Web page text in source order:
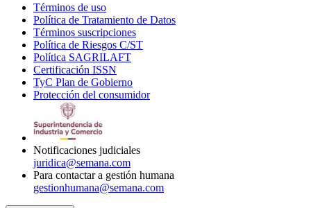
Términos de uso
in
new
window
Política de Tratamiento de Datos
Términos suscripciones
in
Política de Riesgos C/ST
Política SAGRILAFT
new
window
Certificación ISSN
in
new
TyC Plan de Gobierno
in
Protección del consumidorOpens
Notificaciones judiciales
juridica@semana.com
Para contactar a gestión humana
gestionhumana@semana.com